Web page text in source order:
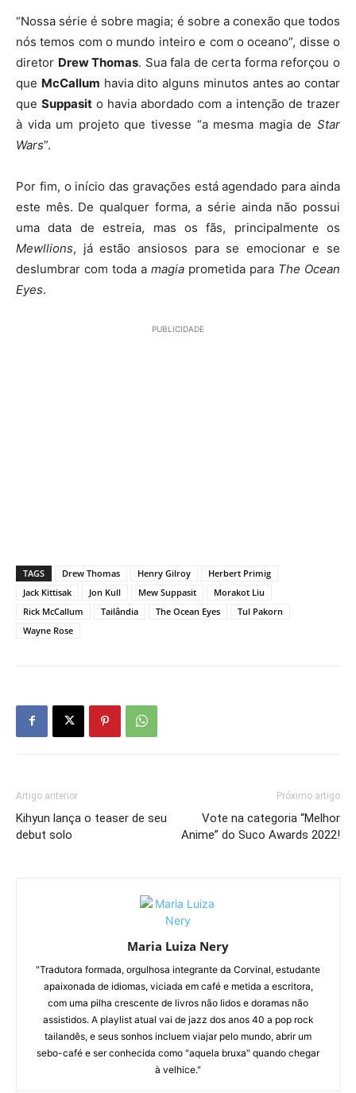
“Nossa série é sobre magia; é sobre a conexão que todos
nós temos com o mundo inteiro e com o oceano”, disse o
diretor Drew Thomas. Sua fala de certa forma reforçou o
que McCallum havia dito alguns minutos antes ao contar
que Suppasit o havia abordado com a intenção de trazer
à vida um projeto que tivesse “a mesma magia de Star
Wars”.
Por fim, o início das gravações está agendado para ainda
este mês. De qualquer forma, a série ainda não possui
uma data de estreia, mas os fãs, principalmente os
Mewllions, já estão ansiosos para se emocionar e se
deslumbrar com toda a magia prometida para The Ocean
Eyes.
PUBLICIDADE
TAGS Drew Thomas Henry Gilroy
Herbert Primig
Jack Kittisak
Jon Kull Mew Suppasit
Morakot Liu
Rick McCallum
Tailândia The Ocean Eyes
Tul Pakorn
Wayne Rose
Artigo anterior
Kihyun lança o teaser de seu
debut solo
Próximo artigo
Vote na categoria “Melhor
Anime” do Suco Awards 2022!
Maria Luiza Nery
"Tradutora formada, orgulhosa integrante da Corvinal, estudante
apaixonada de idiomas, viciada em café e metida a escritora,
com uma pilha crescente de livros não lidos e doramas não
assistidos. A playlist atual vai de jazz dos anos 40 a pop rock
tailandês, e seus sonhos incluem viajar pelo mundo, abrir um
sebo-café e ser conhecida como "aquela bruxa" quando chegar
à velhice."